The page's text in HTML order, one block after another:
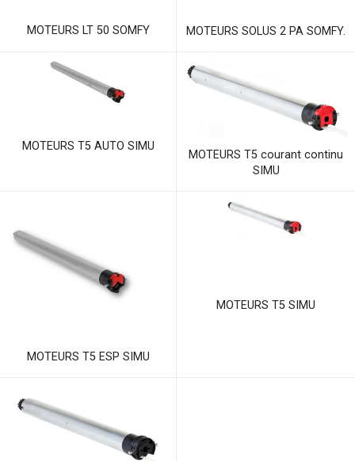
MOTEURS LT 50 SOMFY MOTEURS SOLUS 2 PA SOMFY.
MOTEURS T5 AUTO SIMU
MOTEURS T5 courant continu
SIMU
MOTEURS T5 ESP SIMU
MOTEURS T5 SIMU